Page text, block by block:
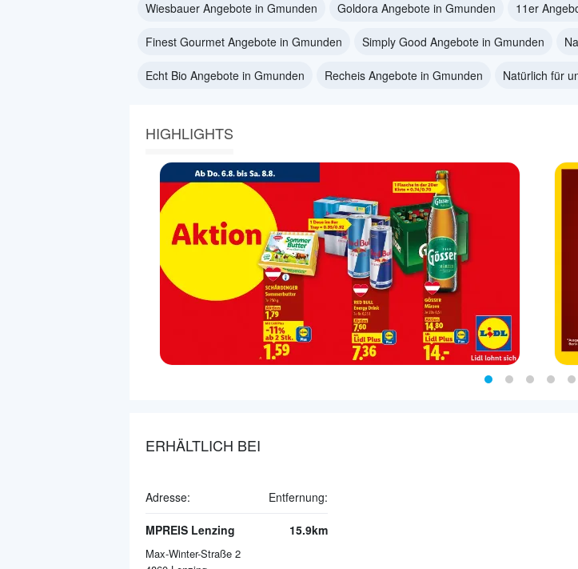
Wiesbauer Angebote in Gmunden
Goldora Angebote in Gmunden 11er
Finest Gourmet Angebote in Gmunden Simply Good Angebote in Gmunden
Echt Bio Angebote in Gmunden Recheis Angebote in Gmunden Natürlich für
HIGHLIGHTS
ERHÄLTLICH BEI
Adresse: Entfernung:
MPREIS Lenzing
Max-Winter-Straße 2
15.9km